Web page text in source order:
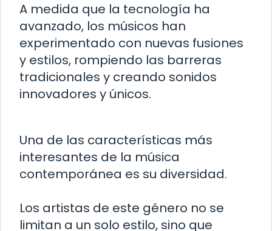
A medida que la tecnología ha
avanzado, los músicos han
experimentado con nuevas fusiones
y estilos, rompiendo las barreras
tradicionales y creando sonidos
innovadores y únicos.
Una de las características más
interesantes de la música
contemporánea es su diversidad.
Los artistas de este género no se
limitan a un solo estilo, sino que